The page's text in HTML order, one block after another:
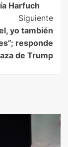
Harfuch
Siguiente
yo también
responde
de Trump